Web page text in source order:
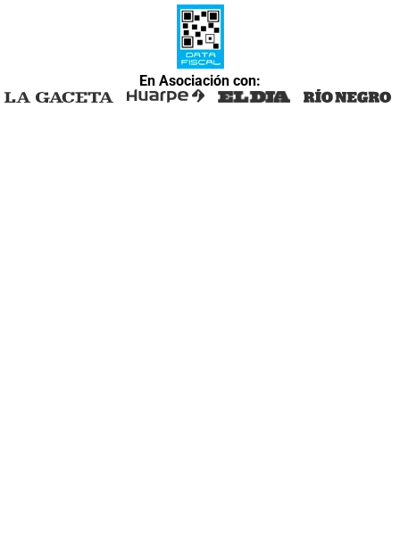
En Asociación con: